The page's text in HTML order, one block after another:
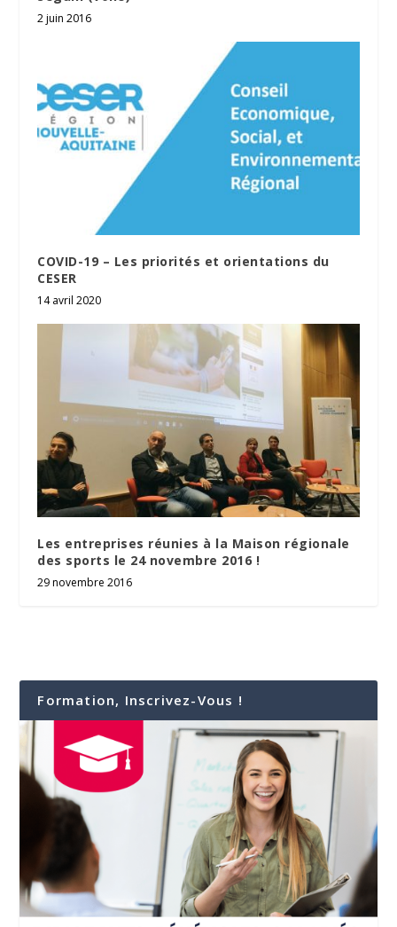
2 juin 2016
COVID-19 – Les priorités et orientations du
CESER
14 avril 2020
Les entreprises réunies à la Maison régionale
des sports le 24 novembre 2016 !
29 novembre 2016
Formation, Inscrivez-Vous !